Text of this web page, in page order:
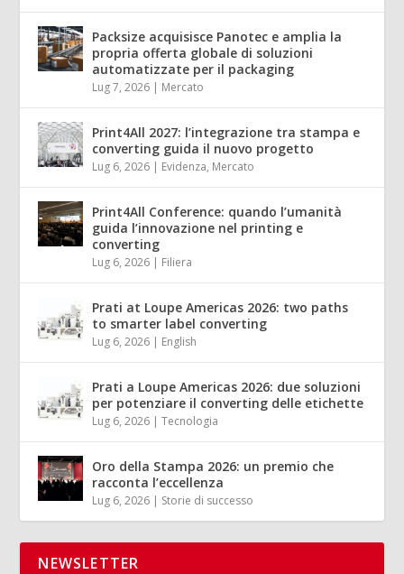
Packsize acquisisce Panotec e amplia la
propria offerta globale di soluzioni
automatizzate per il packaging
Lug 7, 2026 | Mercato
Print4All 2027: l’integrazione tra stampa e
converting guida il nuovo progetto
Lug 6, 2026 | Evidenza, Mercato
Print4All Conference: quando l’umanità
guida l’innovazione nel printing e
converting
Lug 6, 2026 | Filiera
Prati at Loupe Americas 2026: two paths
to smarter label converting
Lug 6, 2026 | English
Prati a Loupe Americas 2026: due soluzioni
per potenziare il converting delle etichette
Lug 6, 2026 |Tecnologia
Oro della Stampa 2026: un premio che
racconta l’eccellenza
Lug 6, 2026 | Storie di successo
NEWSLETTER